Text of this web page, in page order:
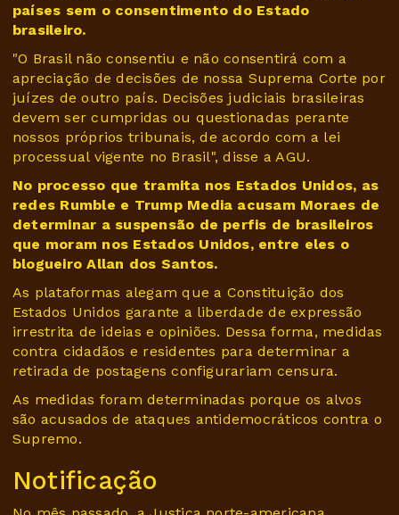
países sem o consentimento do Estado
brasileiro.
"O Brasil não consentiu e não consentirá com a
apreciação de decisões de nossa Suprema Corte por
juízes de outro país. Decisões judiciais brasileiras
devem ser cumpridas ou questionadas perante
nossos próprios tribunais, de acordo com a lei
processual vigente no Brasil", disse a AGU.
No processo que tramita nos Estados Unidos, as
redes Rumble e Trump Media acusam Moraes de
determinar a suspensão de perfis de brasileiros
que moram nos Estados Unidos, entre eles o
blogueiro Allan dos Santos.
As plataformas alegam que a Constituição dos
Estados Unidos garante a liberdade de expressão
irrestrita de ideias e opiniões. Dessa forma, medidas
contra cidadãos e residentes para determinar a
retirada de postagens configurariam censura.
As medidas foram determinadas porque os alvos
são acusados de ataques antidemocráticos contra o
Supremo.
Notificação